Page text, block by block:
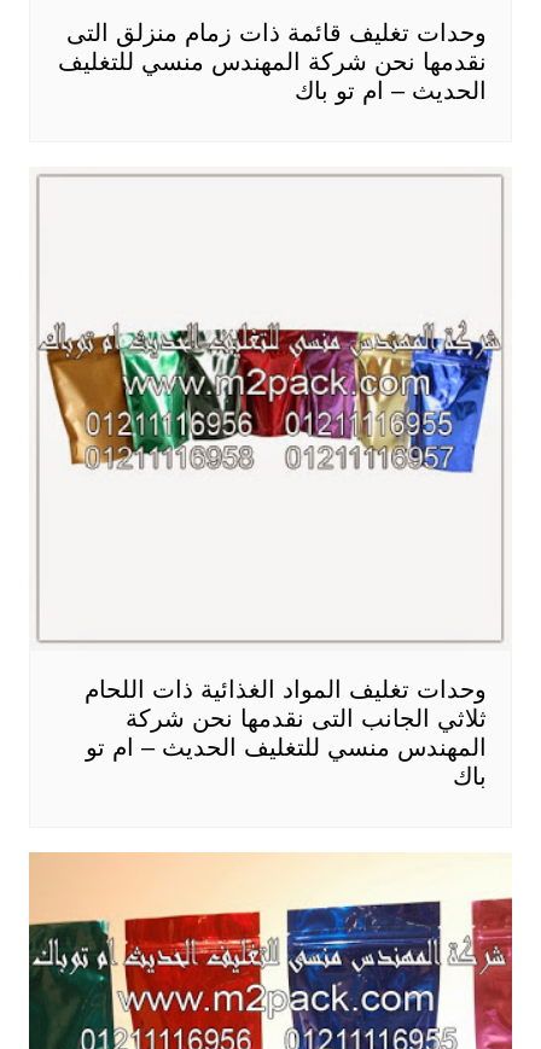
وحدات تغليف قائمة ذات زمام منزلق التى
نقدمها نحن شركة المهندس منسي للتغليف
الحديث – ام تو باك
وحدات تغليف المواد الغذائية ذات اللحام
ثلاثي الجانب التى نقدمها نحن شركة
المهندس منسي للتغليف الحديث – ام تو
باك